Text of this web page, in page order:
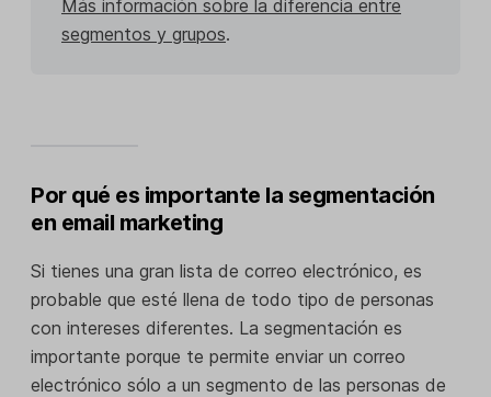
Más información sobre la diferencia entre
segmentos y grupos.
Por qué es importante la segmentación
en email marketing
Si tienes una gran lista de correo electrónico, es
probable que esté llena de todo tipo de personas
con intereses diferentes. La segmentación es
importante porque te permite enviar un correo
electrónico sólo a un segmento de las personas de